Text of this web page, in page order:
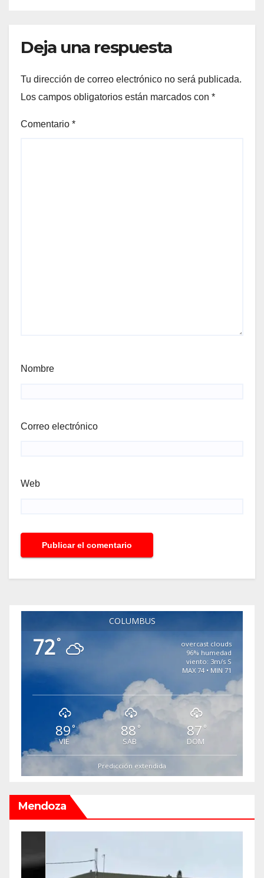
Deja una respuesta
Tu dirección de correo electrónico no será publicada.
Los campos obligatorios están marcados con *
Comentario *
Nombre
Correo electrónico
Web
COLUMBUS
72°
overcast clouds
96% humedad
viento: 3m/s S
MAX 74 • MIN 71
89 °
VIE
88 °
SAB
87 °
DOM
Predicción extendida
Mendoza